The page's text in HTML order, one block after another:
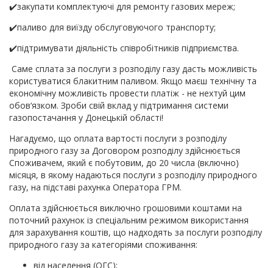
✔️закупати комплектуючі для ремонту газових мереж;
✔️паливо для виїзду обслуговуючого транспорту;
✔️підтримувати діяльність співробітників підприємства.
Саме сплата за послуги з розподілу газу дасть можливість
користуватися блакитним паливом. Якщо маєш технічну та
економічну можливість провести платіж - не нехтуй цим
обов‘язком. Зроби свій вклад у підтримання системи
газопостачання у Донецькій області!
Нагадуємо, що оплата вартості послуги з розподілу
природного газу за Договором розподілу здійснюється
Споживачем, який є побутовим, до 20 числа (включно)
місяця, в якому надаються послуги з розподілу природного
газу, на підставі рахунка Оператора ГРМ.
Оплата здійснюється виключно грошовими коштами на
поточний рахунок із спеціальним режимом використання
для зарахування коштів, що надходять за послуги розподілу
природного газу за категоріями споживання:
від населення (ОГС);